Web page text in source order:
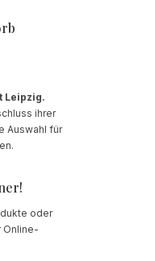
Leipzig.
ihrer
Auswahl für
oder
Online-